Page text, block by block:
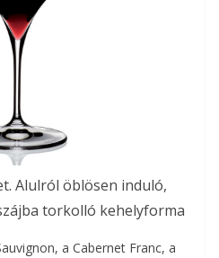
Alulról öblösen induló,
torkolló kehelyforma
a Cabernet Franc, a